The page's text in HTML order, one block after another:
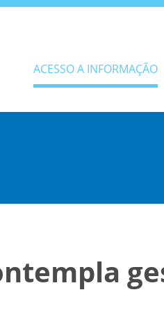
ACESSO A INFORMAÇÃO